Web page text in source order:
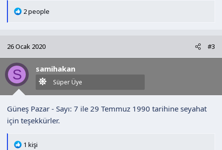
T
i
l
e
r
2 people
26 Ocak 2020 #3
S samihakan
Süper Üye
Güneş Pazar - Sayı: 7 ile 29 Temmuz 1990 tarihine seyahat
için teşekkürler.
T1 kişi